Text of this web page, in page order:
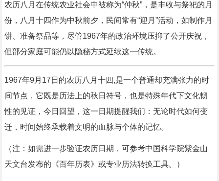
农历八月在传统农业社会中被称为“仲秋”，是丰收与祭祀的月
份，八月十四作为中秋前夕，民间常有“迎月”活动，如制作月
饼、准备祭品等，尽管1967年的政治环境压抑了公开庆祝，
但部分家庭可能仍以隐秘方式延续这一传统。
1967年9月17日的农历八月十四,是一个普通却充满张力的时
间节点，它既是历法上的秋日符号，也是特殊年代下文化韧
性的见证，今日回望，这一日期提醒我们：无论时代如何变
迁，时间始终承载着文明的血脉与个体的记忆。
（注：如需进一步验证农历日期，可参考中国科学院紫金山
天文台发布的《百年历表》或专业历法转换工具。）